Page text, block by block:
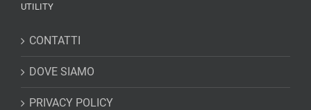
UTILITY
CONTATTI
DOVE SIAMO
PRIVACY POLICY